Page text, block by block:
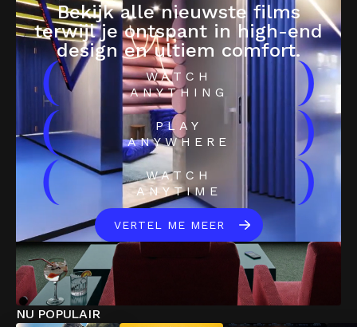
Bekijk alle nieuwste films
terwijl je ontspant in high-end
design en ultiem comfort.
(
WATCH
ANYTHING
)
(
PLAY
ANYWHERE
)
(
WATCH
ANYTIME
)
VERTEL ME MEER
NU POPULAIR